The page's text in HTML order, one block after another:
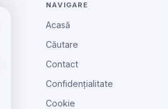
NAVIGARE
Acasă
Căutare
Contact
Confidențialitate
Cookie